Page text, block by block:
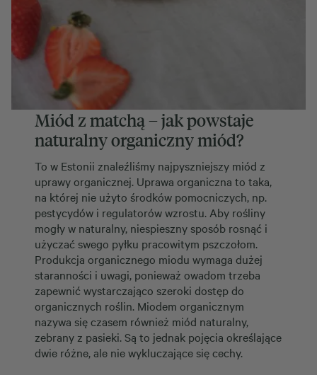
Miód z matchą – jak powstaje
naturalny organiczny miód?
To w Estonii znaleźliśmy najpyszniejszy miód z
uprawy organicznej. Uprawa organiczna to taka,
na której nie użyto środków pomocniczych, np.
pestycydów i regulatorów wzrostu. Aby rośliny
mogły w naturalny, niespieszny sposób rosnąć i
użyczać swego pyłku pracowitym pszczołom.
Produkcja organicznego miodu wymaga dużej
staranności i uwagi, ponieważ owadom trzeba
zapewnić wystarczająco szeroki dostęp do
organicznych roślin. Miodem organicznym
nazywa się czasem również miód naturalny,
zebrany z pasieki. Są to jednak pojęcia określające
dwie różne, ale nie wykluczające się cechy.